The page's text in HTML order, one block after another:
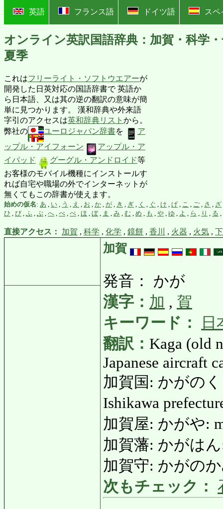
英語 フランス語 ドイツ語 スペ
オンライン英訳国語辞典：加賀・科学
夏季
これはフリーライト・ソフトウエアーが
開発した日英対応の国語辞書で 英語か
ら日本語、又は其の逆の翻訳の意味が簡
単に見つかります。 漢和辞典や外来語
字引のアクセスは英和辞典リスト から。
弊社の
ユーロジャパン辞書を
ア
ップル・アイフォーン
アップル・ア
イパッド
グーグル・アンドロイド等
お客様のモバイル機種にインストールす
れば自宅や職場の外でインターネットが
無くてもこの辞書が使えます。
始めの仮名: あ い う え お か が き ぎ く ぐ け げ こ ご さ ざ
ひ
び ふ ぶ へ べ ぺ ほ ぼ, ま み む め も や ゆ よ ら り る
直接アクセス： 加賀 , 科学 , 化学 , 鏡餅 , 香川 , 火器 , 火気 ,
加賀
発音： かが
漢字： 加 , 賀
キーワード：
日
翻訳： Kaga (old
Japanese aircraft
加賀国: かがのく
Ishikawa
加賀屋: かがや:
加賀藩: かがは
加賀守: かがの
次もチェック：